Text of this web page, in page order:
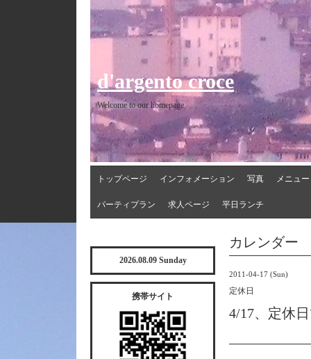
d'argento croce
Welcome to our homepage
トップページ インフォメーション 写真 メニュー
パーティプラン 求人ページ 平日ランチ
カレンダー
2011-04-17 (Sun)
定休日
4/17、定休
2026.08.09 Sunday
携帯サイト